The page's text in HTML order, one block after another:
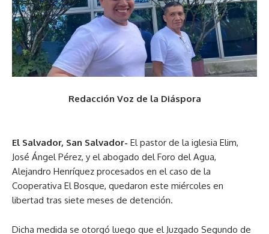
Redacción Voz de la Diáspora
El Salvador, San Salvador- El pastor de la iglesia Elim,
José Ángel Pérez, y el abogado del Foro del Agua,
Alejandro Henríquez procesados en el caso de la
Cooperativa El Bosque, quedaron este miércoles en
libertad tras siete meses de detención.
Dicha medida se otorgó luego que el Juzgado Segundo de